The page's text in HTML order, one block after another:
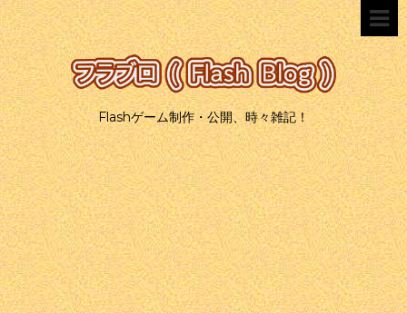
Flashゲーム制作・公開、時々雑記！